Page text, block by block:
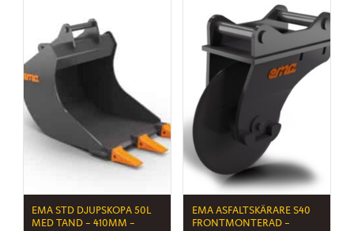
EMA STD DJUPSKOPA 50L
MED TAND – 410MM –
EMA ASFALTSKÄRARE S40
FRONTMONTERAD –